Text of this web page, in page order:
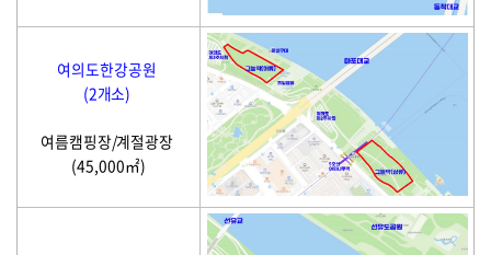
여의도한강공원
(2개소)
여름캠핑장/계절광장
(45,000㎡)